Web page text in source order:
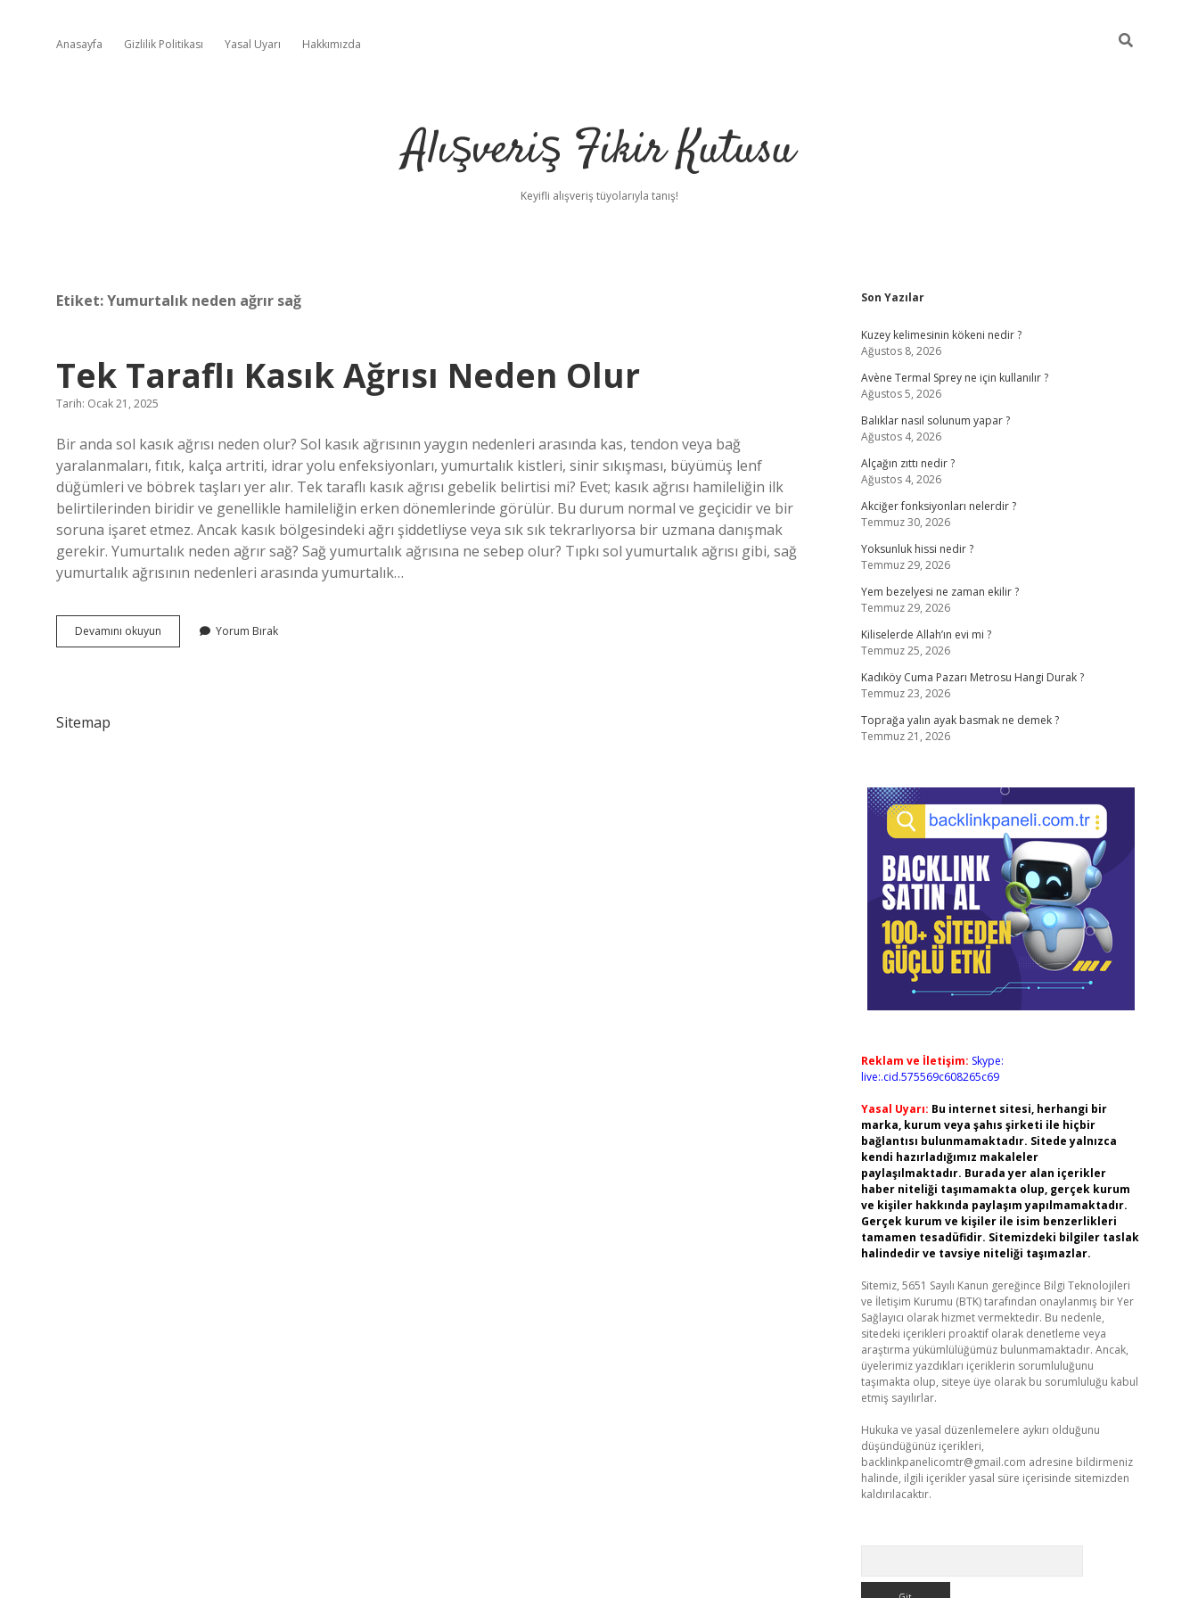
Anasayfa Gizlilik Politikası Yasal Uyarı Hakkımızda
Alışveriş Fikir Kutusu
Keyifli alışveriş tüyolarıyla tanış!
Etiket:Yumurtalık neden ağrır sağ
Tek Taraflı Kasık Ağrısı Neden Olur
Tarih: Ocak 21, 2025
Bir anda sol kasık ağrısı neden olur? Sol kasık ağrısının yaygın nedenleri arasında kas, tendon veya bağ
yaralanmaları, fıtık, kalça artriti, idrar yolu enfeksiyonları, yumurtalık kistleri, sinir sıkışması, büyümüş lenf
düğümleri ve böbrek taşları yer alır. Tek taraflı kasık ağrısı gebelik belirtisi mi? Evet; kasık ağrısı hamileliğin ilk
belirtilerinden biridir ve genellikle hamileliğin erken dönemlerinde görülür. Bu durum normal ve geçicidir ve bir
soruna işaret etmez. Ancak kasık bölgesindeki ağrı şiddetliyse veya sık sık tekrarlıyorsa bir uzmana danışmak
gerekir. Yumurtalık neden ağrır sağ? Sağ yumurtalık ağrısına ne sebep olur? Tıpkı sol yumurtalık ağrısı gibi, sağ
yumurtalık ağrısının nedenleri arasında yumurtalık…
Devamını okuyun
Taraflı
Yorum Bırak
Sitemap
Sidebar
Son Yazılar
Kuzey kelimesinin kökeni nedir ?
Ağustos 8, 2026
Avène Termal Sprey ne için kullanılır ?
Ağustos 5, 2026
Balıklar nasıl solunum yapar ?
Ağustos 4, 2026
Alçağın zıttı nedir ?
Ağustos 4, 2026
Akciğer fonksiyonları nelerdir ?
Temmuz 30, 2026
Yoksunluk hissi nedir ?
Temmuz 29, 2026
Yem bezelyesi ne zaman ekilir ?
Temmuz 29, 2026
Kiliselerde Allah’ın evi mi ?
Temmuz 25, 2026
Kadıköy Cuma Pazarı Metrosu Hangi Durak ?
Temmuz 23, 2026
Toprağa yalın ayak basmak ne demek ?
Temmuz 21, 2026
Reklam ve İletişim: Skype:
live:.cid.575569c608265c69
Yasal Uyarı: Bu internet sitesi, herhangi bir
marka, kurum veya şahıs şirketi ile hiçbir
bağlantısı bulunmamaktadır. Sitede yalnızca
kendi hazırladığımız makaleler
paylaşılmaktadır. Burada yer alan içerikler
haber niteliği taşımamakta olup, gerçek kurum
ve kişiler hakkında paylaşım yapılmamaktadır.
Gerçek kurum ve kişiler ile isim benzerlikleri
tamamen tesadüfidir. Sitemizdeki bilgiler taslak
halindedir ve tavsiye niteliği taşımazlar.
Sitemiz, 5651 Sayılı Kanun gereğince Bilgi Teknolojileri
ve İletişim Kurumu (BTK) tarafından onaylanmış bir Yer
Sağlayıcı olarak hizmet vermektedir. Bu nedenle,
sitedeki içerikleri proaktif olarak denetleme veya
araştırma yükümlülüğümüz bulunmamaktadır. Ancak,
üyelerimiz yazdıkları içeriklerin sorumluluğunu
taşımakta olup, siteye üye olarak bu sorumluluğu kabul
etmiş sayılırlar.
Hukuka ve yasal düzenlemelere aykırı olduğunu
düşündüğünüz içerikleri,
backlinkpanelicomtr@gmail.com adresine bildirmeniz
halinde, ilgili içerikler yasal süre içerisinde sitemizden
kaldırılacaktır.